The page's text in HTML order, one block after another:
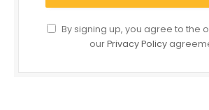
By signing up, you agree to the
ourPrivacy Policy